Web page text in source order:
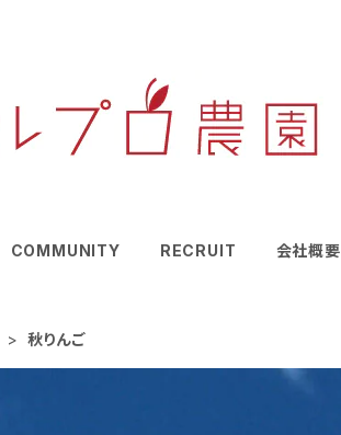
COMMUNITY RECRUIT 会社概要
秋りんご